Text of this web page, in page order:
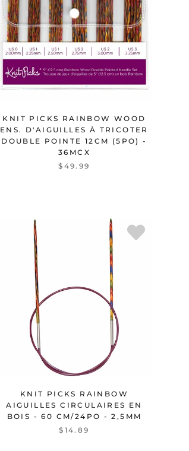
KNIT PICKS RAINBOW WOOD
ENS. D'AIGUILLES À TRICOTER
DOUBLE POINTE 12CM (5PO) -
36MCX
$49.99
KNIT PICKS RAINBOW
AIGUILLES CIRCULAIRES EN
BOIS - 60 CM/24PO - 2,5MM
$14.89